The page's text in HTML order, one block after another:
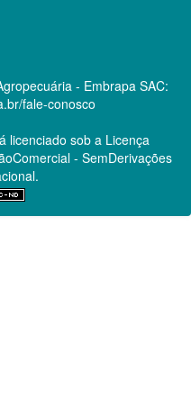
- Embrapa SAC:
fale-conosco
licenciado sob a Licença
- SemDerivações